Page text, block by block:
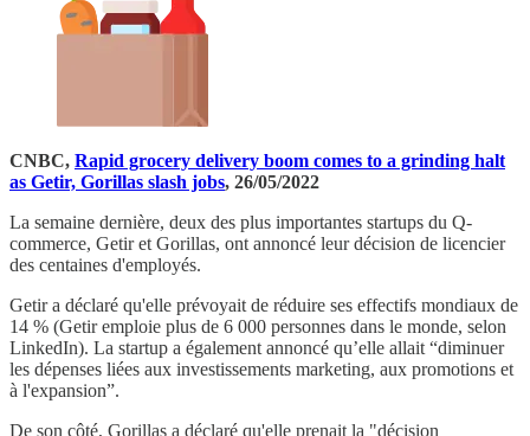
CNBC, Rapid grocery delivery boom comes to a grinding halt
as Getir, Gorillas slash jobs, 26/05/2022
La semaine dernière, deux des plus importantes startups du Q-
commerce, Getir et Gorillas, ont annoncé leur décision de licencier
des centaines d'employés.
Getir a déclaré qu'elle prévoyait de réduire ses effectifs mondiaux de
14 % (Getir emploie plus de 6 000 personnes dans le monde, selon
LinkedIn). La startup a également annoncé qu’elle allait “diminuer
les dépenses liées aux investissements marketing, aux promotions et
à l'expansion”.
De son côté, Gorillas a déclaré qu'elle prenait la "décision